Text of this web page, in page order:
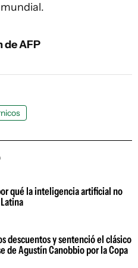
de AFP
qué la inteligencia artificial no
descuentos y sentenció el clásico
de Agustín Canobbio por la Copa